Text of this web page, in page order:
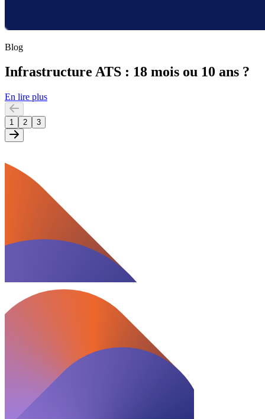
Blog
Infrastructure ATS : 18 mois ou 10 ans ?
En lire plus
1 2 3